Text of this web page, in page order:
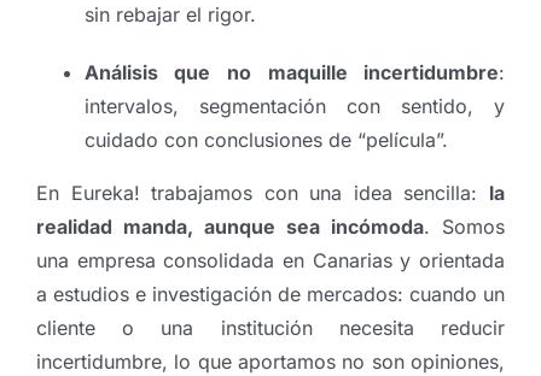
sin rebajar el rigor.
Análisis que no maquille incertidumbre:
intervalos, segmentación con sentido, y
cuidado con conclusiones de “película”.
En Eureka! trabajamos con una idea sencilla: la
realidad manda, aunque sea incómoda. Somos
una empresa consolidada en Canarias y orientada
a estudios e investigación de mercados: cuando un
cliente o una institución necesita reducir
incertidumbre, lo que aportamos no son opiniones,